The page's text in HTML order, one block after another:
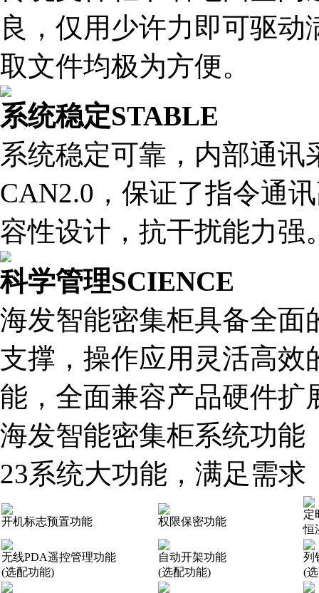
良，仅用少许力即可驱
取文件均极为方便。
系统稳定STABLE
系统稳定可靠，内部通
CAN2.0，保证了指令通
容性设计，抗干扰能力强
科学管理SCIENCE
海发智能密集柜具备全面
支撑，操作应用灵活高效
能，全面兼容产品硬件扩
海发智能密集柜系统功能
23系统大功能，满足需求
开机标志预置功能 权限保密功能
定
恒
无线PDA遥控管理功能
(选配功能)
自动开架功能
(选配功能)
列
(